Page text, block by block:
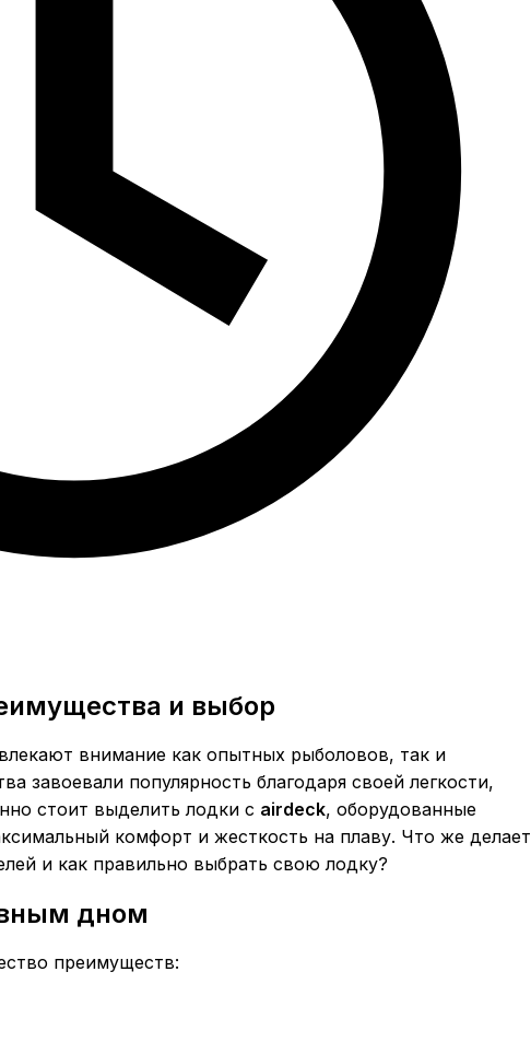
и выбор
внимание как опытных рыболовов, так и
завоевали популярность благодаря своей легкости,
стоит выделить лодки с airdeck, оборудованные
комфорт и жесткость на плаву. Что же делает
и как правильно выбрать свою лодку?
дном
преимуществ: